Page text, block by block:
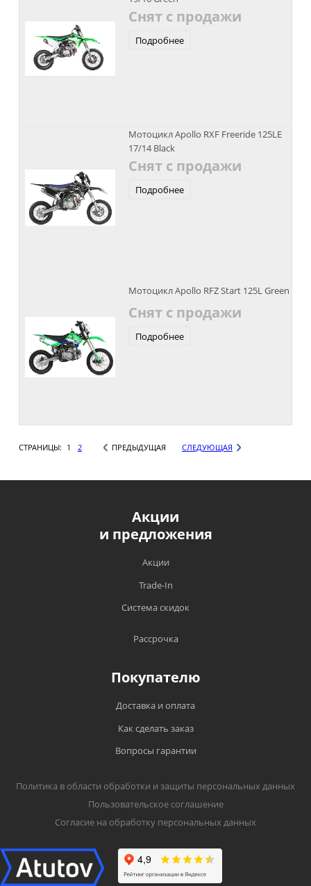
Снят с продажи
Подробнее
Мотоцикл Apollo RXF Freeride 125LE
17/14 Black
Снят с продажи
Подробнее
Мотоцикл Apollo RFZ Start 125L Green
Снят с продажи
Подробнее
СТРАНИЦЫ: 1 2 ПРЕДЫДУЩАЯ СЛЕДУЮЩАЯ
Акции
и предложения
Акции
Trade-In
Система скидок
Рассрочка
Покупателю
Доставка и оплата
Как сделать заказ
Вопросы гарантии
Политика в области обработки и защиты персональных данных
Пользовательское соглашение
Согласие на обработку персональных данных